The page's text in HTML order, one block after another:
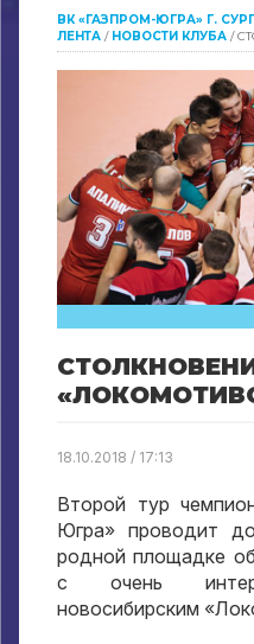
ВК «ГАЗПРОМ-ЮГРА» Г.
ЛЕНТА / НОВОСТИ КЛУБА /
18.10.2018 / 17:13
Второй тур
Югра» проводит
родной площадке
с очень
новосибирским